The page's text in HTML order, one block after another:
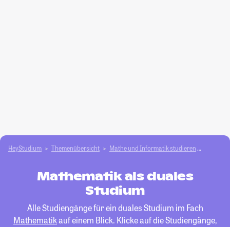
HeyStudium Themenübersicht Mathe und Informatik studieren
Mathematik als duales
Studium
Alle Studiengänge für ein duales Studium im Fach
Mathematikauf einem Blick. Klicke auf die Studiengänge,